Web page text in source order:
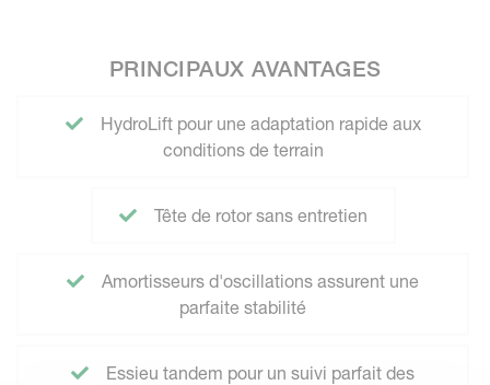
PRINCIPAUX AVANTAGES
HydroLift pour une adaptation rapide aux
conditions de terrain
Tête de rotor sans entretien
Amortisseurs d'oscillations assurent une
parfaite stabilité
Essieu tandem pour un suivi parfait des